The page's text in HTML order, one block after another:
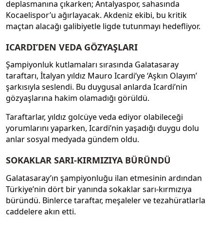
deplasmanına çıkarken; Antalyaspor, sahasında
Kocaelispor’u ağırlayacak. Akdeniz ekibi, bu kritik
maçtan alacağı galibiyetle ligde tutunmayı hedefliyor.
ICARDI’DEN VEDA GÖZYAŞLARI
Şampiyonluk kutlamaları sırasında Galatasaray
taraftarı, İtalyan yıldız Mauro Icardi’ye ‘Aşkın Olayım’
şarkısıyla seslendi. Bu duygusal anlarda Icardi’nin
gözyaşlarına hakim olamadığı görüldü.
Taraftarlar, yıldız golcüye veda ediyor olabileceği
yorumlarını yaparken, Icardi’nin yaşadığı duygu dolu
anlar sosyal medyada gündem oldu.
SOKAKLAR SARI-KIRMIZIYA BÜRÜNDÜ
Galatasaray’ın şampiyonluğu ilan etmesinin ardından
Türkiye’nin dört bir yanında sokaklar sarı-kırmızıya
büründü. Binlerce taraftar, meşaleler ve tezahüratlarla
caddelere akın etti.